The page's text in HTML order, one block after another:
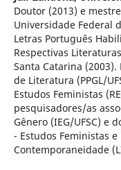
Doutor (2013) e
Universidade Federal
Letras Português
Respectivas
Santa Catarina
de Literatura (PPGL/
Estudos Feministas
pesquisadores/as
Gênero (IEG/UFSC) e
- Estudos Feministas
Contemporaneidade